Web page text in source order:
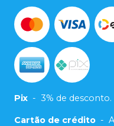
Pix - 3% de desconto.
Cartão de crédito -